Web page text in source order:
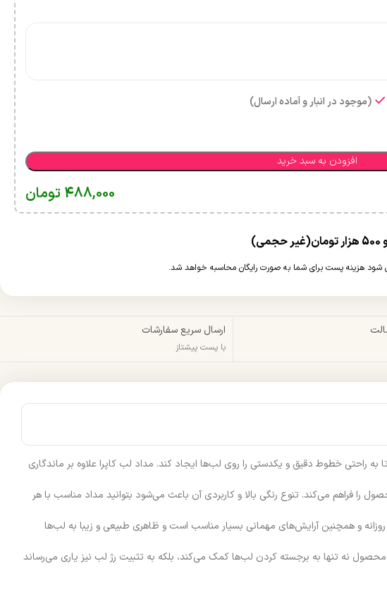
(موجود در انبار و آماده ارسال)
افزودن به سبد خرید
488,000 تومان
ارسال سریع سفارشات
با پست پیشتاز
راحتی خطوط دقیق و یکدستی را روی لب‌ها ایجاد کند. مداد لب کاپرا علاوه بر ماندگاری
را فراهم می‌کند. تنوع رنگی بالا و کاربردی آن باعث می‌شود بتوانید مداد مناسب با هر
و همچنین آرایش‌های مهمانی بسیار مناسب است و ظاهری طبیعی و زیبا به لب‌ها
محصول نه تنها به برجسته کردن لب‌ها کمک می‌کند، بلکه به تثبیت رژ لب نیز یاری می‌رساند